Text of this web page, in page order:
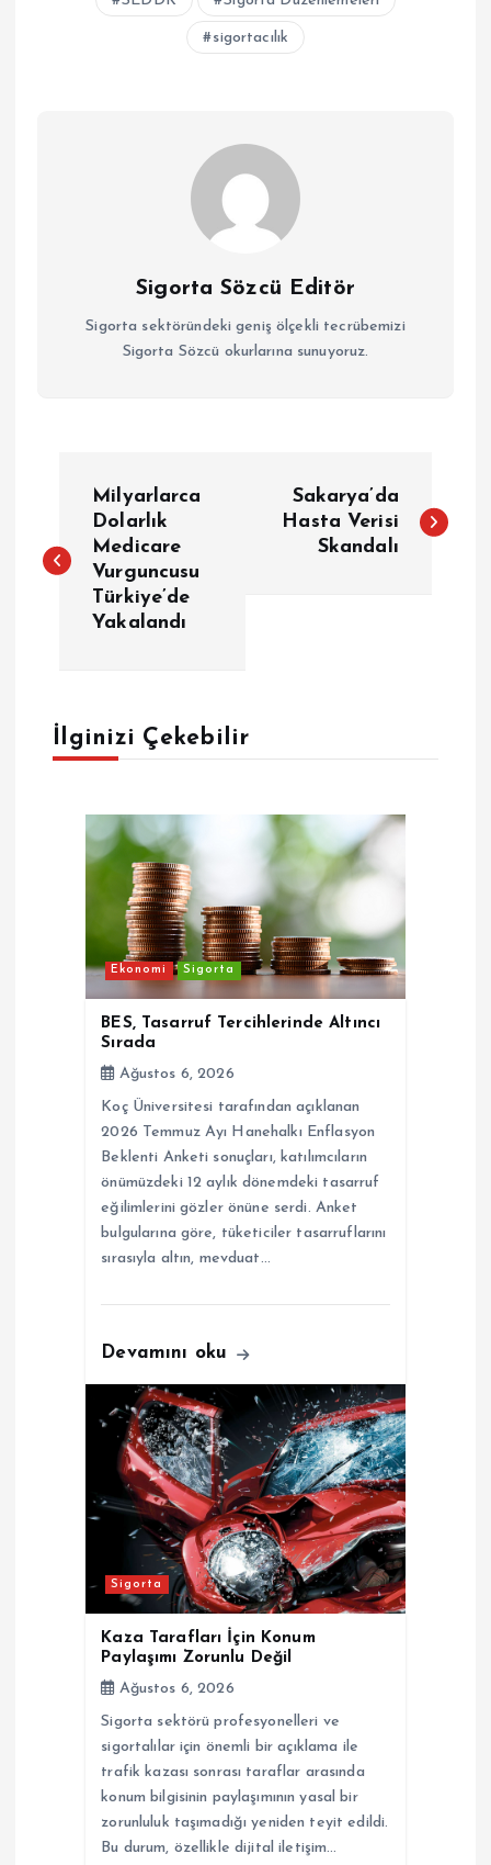
sigortacılık
Sigorta Sözcü Editör
Sigorta sektöründeki geniş ölçekli tecrübemizi
Sigorta Sözcü okurlarına sunuyoruz.
z
e
Milyarlarca
Dolarlık
Medicare
Vurguncusu
Türkiye’de
Yakalandı
Sakarya’da
Hasta Verisi
Skandalı
İlginizi Çekebilir
Ekonomi Sigorta
BES, Tasarruf Tercihlerinde Altıncı
Sırada
Ağustos 6, 2026
Koç Üniversitesi tarafından açıklanan
2026 Temmuz Ayı Hanehalkı Enflasyon
Beklenti Anketi sonuçları, katılımcıların
önümüzdeki 12 aylık dönemdeki tasarruf
eğilimlerini gözler önüne serdi. Anket
bulgularına göre, tüketiciler tasarruflarını
sırasıyla altın, mevduat…
Devamını oku
Sigorta
Kaza Tarafları İçin Konum
Paylaşımı Zorunlu Değil
Ağustos 6, 2026
Sigorta sektörü profesyonelleri ve
sigortalılar için önemli bir açıklama ile
trafik kazası sonrası taraflar arasında
konum bilgisinin paylaşımının yasal bir
zorunluluk taşımadığı yeniden teyit edildi.
Bu durum, özellikle dijital iletişim…